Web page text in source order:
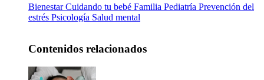
BienestarCuidando tu bebé Familia Pediatría Prevención del
estrés Psicología Salud mental
Contenidos relacionados